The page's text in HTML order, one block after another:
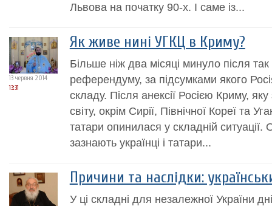
Львова на початку 90-х. І саме із...
13 червня 2014
13:31
Як живе нині УГКЦ в Криму?
Більше ніж два місяці минуло після
референдуму, за підсумками якого
складу. Після анексії Росією Криму,
світу, окрім Сирії, Північної Кореї та
татари опинилася у складній
зазнають українці і татари...
Причини та наслідки:
У ці складні для незалежної України